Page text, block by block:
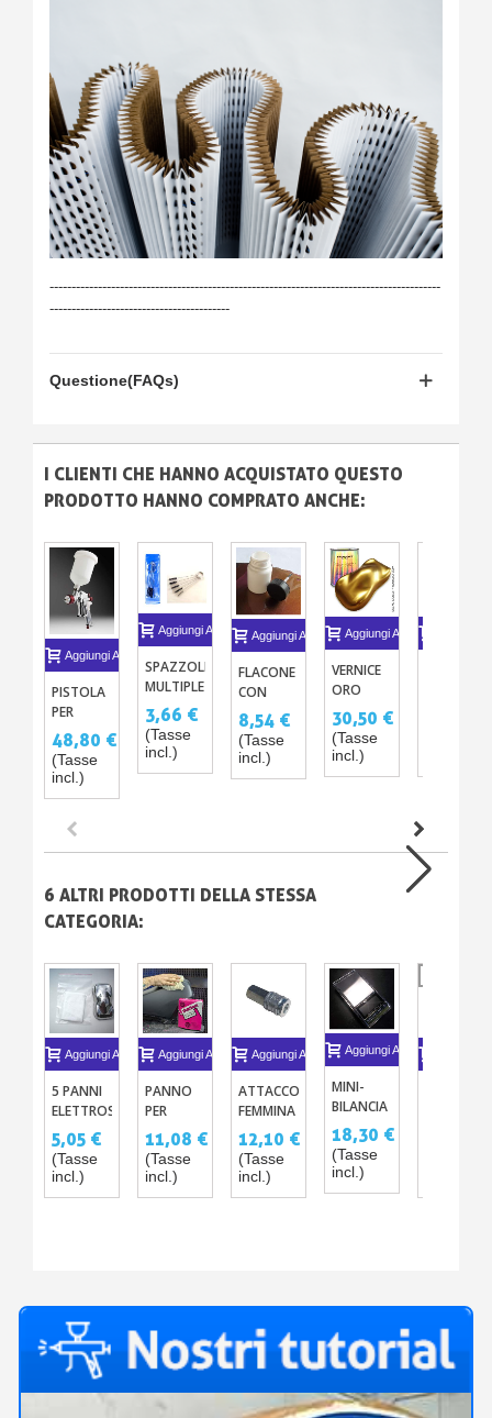
-----------------------------------------------------------------------------------------
-----------------------------------------
Questione(FAQs)
I CLIENTI CHE HANNO ACQUISTATO QUESTO
PRODOTTO HANNO COMPRATO ANCHE:
Aggiungi Al Carrello
PISTOLA
PER
VERNICE
HVLP -
1.8MM
48,80 €
(Tasse
incl.)
Aggiungi Al Carrello
SPAZZOLE
MULTIPLE
PULIZIA
3,66 €
(Tasse
incl.)
Aggiungi Al Carrello
FLACONE
CON
PENNELLINO
PER
RITOCCHI
(CONFEZIONE
8,54 €
(Tasse
incl.)
Aggiungi Al Carrello
VERNICE
ORO
8ΜM -
GOLD
PREMIUM
30,50 €
(Tasse
incl.)
X10
6 ALTRI PRODOTTI DELLA STESSA
CATEGORIA:
Aggiungi Al Carrello
5 PANNI
ELETTROSTATICI
PER
VERNICE
CROMO
5,05 €
(Tasse
incl.)
Aggiungi Al Carrello
PANNO
PER
ASCIUGARE
LA
CARROZZERIA
TACKCLOTH
11,08 €
(Tasse
incl.)
Aggiungi Al Carrello
ATTACCO
FEMMINA
12,10 €
(Tasse
incl.)
Aggiungi Al Carrello
MINI-
BILANCIA
DI
PRECISIONE
0.1-
1000GO
18,30 €
(Tasse
incl.)